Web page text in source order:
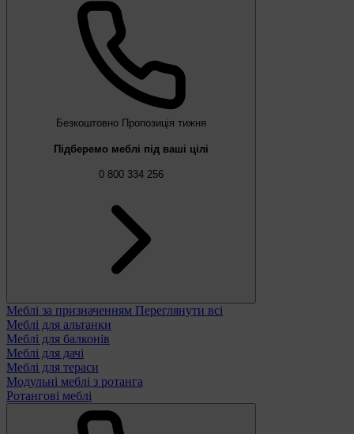
Безкоштовно Пропозиція тижня
Підберемо меблі під ваші цілі
0 800 334 256
Меблі за призначенням Переглянути всі
Меблі для альтанки
Меблі для балконів
Меблі для дачі
Меблі для тераси
Модульні меблі з ротанга
Ротангові меблі